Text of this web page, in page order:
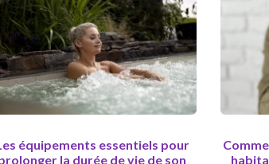
équipements essentiels pour
la durée de vie de son